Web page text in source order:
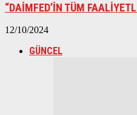
“DAİMFED’İN TÜM
12/10/2024
GÜNCEL